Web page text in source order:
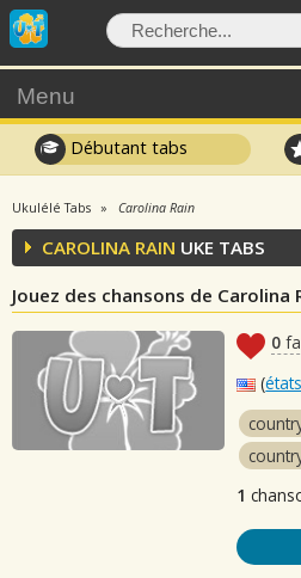
Menu
Débutant tabs
Ukulélé Tabs Carolina Rain
CAROLINA RAIN UKE TABS
Jouez des chansons de Carolina
0
(
1